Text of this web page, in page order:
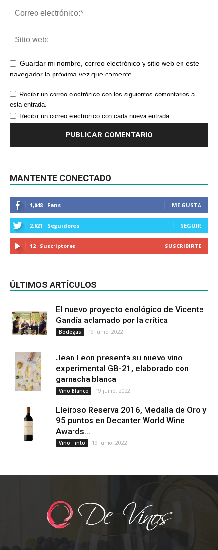
Guardar mi nombre, correo electrónico y sitio web en este
navegador la próxima vez que comente.
Recibir un correo electrónico con los siguientes comentarios a
esta entrada.
Recibir un correo electrónico con cada nueva entrada.
MANTENTE CONECTADO
1,048 Fans ME GUSTA
2,621 Seguidores SEGUIR
12 Suscriptores SUSCRIBIRTE
ÚLTIMOS ARTÍCULOS
El nuevo proyecto enológico de Vicente
Gandía aclamado por la crítica
Bodegas 19 junio, 2022
Jean Leon presenta su nuevo vino
experimental GB-21, elaborado con
garnacha blanca
Vino Blanco 19 junio, 2022
Lleiroso Reserva 2016, Medalla de Oro y
95 puntos en Decanter World Wine
Awards...
Vino Tinto 19 junio, 2022